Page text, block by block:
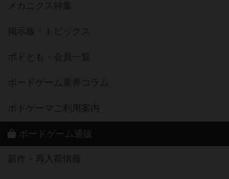
メカニクス特集
掲示板・トピックス
ボドとも・会員一覧
ボードゲーム業界コラム
ボドゲーマご利用案内
ボードゲーム通販
新作・再入荷情報